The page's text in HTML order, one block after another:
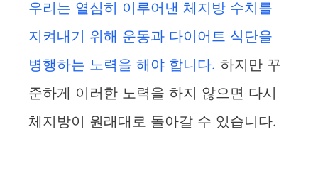
우리는 열심히 이루어낸 체지방 수치를
지켜내기 위해 운동과 다이어트 식단을
병행하는 노력을 해야 합니다. 하지만 꾸
준하게 이러한 노력을 하지 않으면 다시
체지방이 원래대로 돌아갈 수 있습니다.